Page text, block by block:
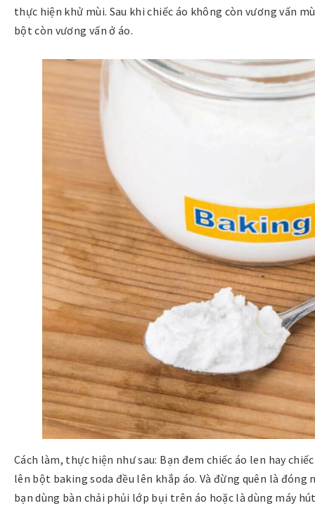
thực hiện khử mùi. Sau khi chiếc áo không còn vương vấn
bột còn vương vấn ở áo.
Cách làm, thực hiện như sau: Bạn đem chiếc áo len hay
lên bột baking soda đều lên khắp áo. Và đừng quên là
bạn dùng bàn chải phủi lớp bụi trên áo hoặc là dùng máy